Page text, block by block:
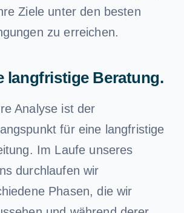
Ziele unter den besten
zu erreichen.
langfristige Beratung.
Analyse ist der
für eine langfristige
Im Laufe unseres
durchlaufen wir
Phasen, die wir